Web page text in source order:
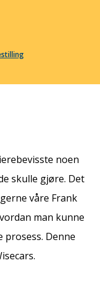
noen
skulle gjøre. Det
våre Frank
man kunne
prosess. Denne